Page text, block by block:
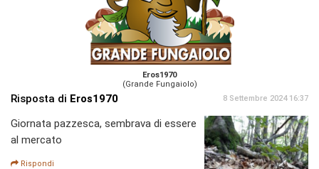
Eros1970
(Grande Fungaiolo)
Risposta di Eros1970 8 Settembre 2024 16:37
Giornata pazzesca, sembrava di essere
al mercato
Rispondi